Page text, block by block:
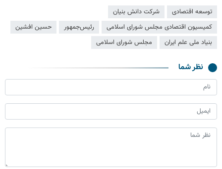
توسعه اقتصادی
شرکت دانش بنیان
کمیسیون اقتصادی مجلس شورای اسلامی
رئیس‌جمهور
حسین افشین
بنیاد ملی علم ایران
مجلس شورای اسلامی
نظر شما